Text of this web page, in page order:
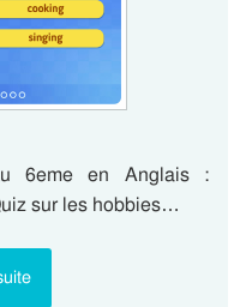
6eme en Anglais :
sur les hobbies…